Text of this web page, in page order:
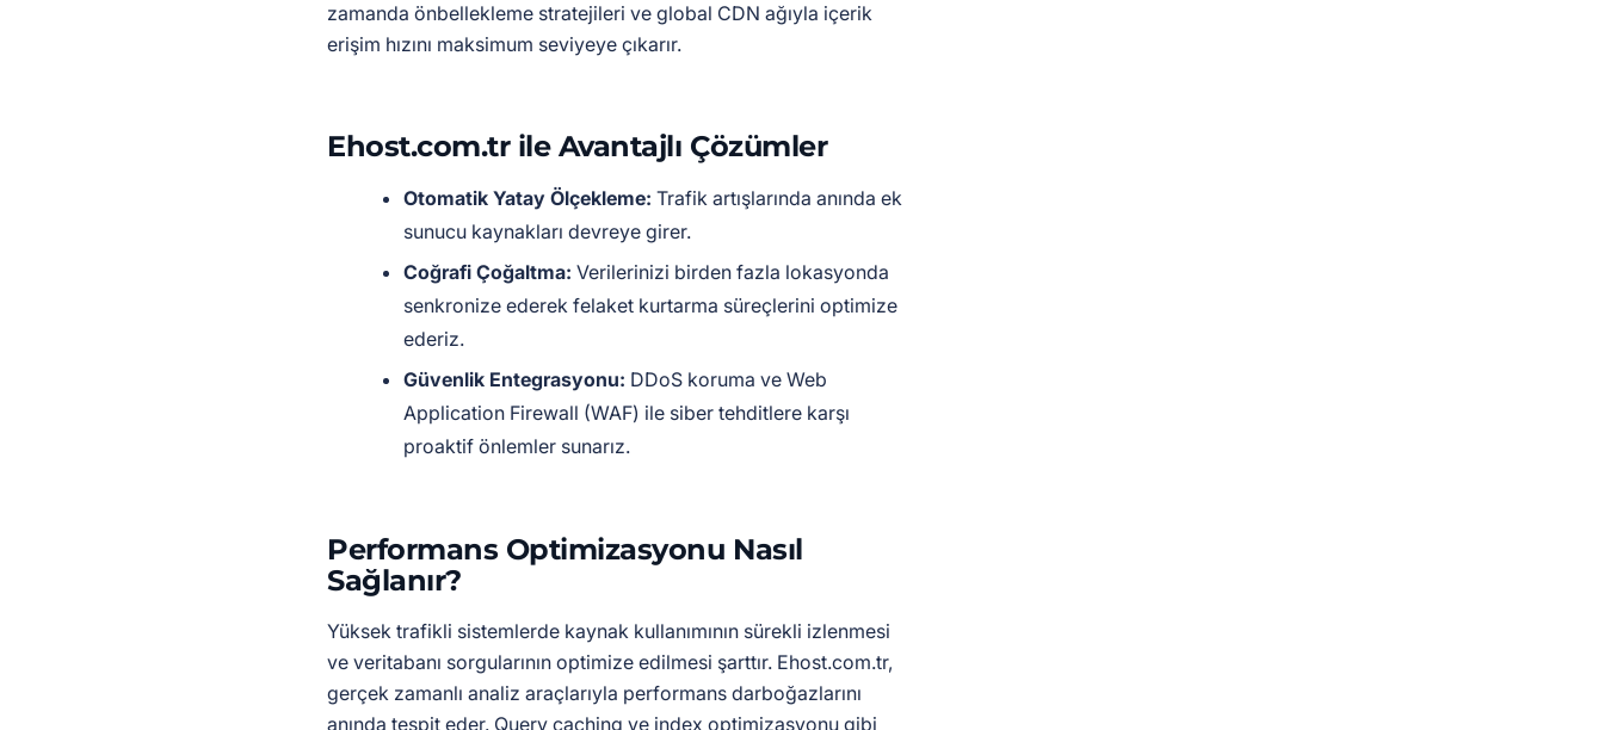
zamanda önbellekleme stratejileri ve global CDN ağıyla içerik
erişim hızını maksimum seviyeye çıkarır.
Ehost.com.tr ile Avantajlı Çözümler
Otomatik Yatay Ölçekleme: Trafik artışlarında anında ek
sunucu kaynakları devreye girer.
Coğrafi Çoğaltma: Verilerinizi birden fazla lokasyonda
senkronize ederek felaket kurtarma süreçlerini optimize
ederiz.
Güvenlik Entegrasyonu: DDoS koruma ve Web
Application Firewall (WAF) ile siber tehditlere karşı
proaktif önlemler sunarız.
Performans Optimizasyonu Nasıl
Sağlanır?
Yüksek trafikli sistemlerde kaynak kullanımının sürekli izlenmesi
ve veritabanı sorgularının optimize edilmesi şarttır. Ehost.com.tr,
gerçek zamanlı analiz araçlarıyla performans darboğazlarını
anında tespit eder. Query caching ve index optimizasyonu gibi